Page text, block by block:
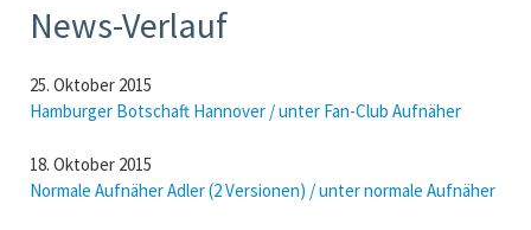
News-Verlauf
25. Oktober 2015
Hamburger Botschaft Hannover / unter Fan-Club Aufnäher
18. Oktober 2015
Normale Aufnäher Adler (2 Versionen) / unter normale Aufnäher